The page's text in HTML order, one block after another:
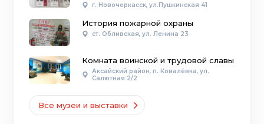
г. Новочеркасск, ул.Пушкинская 41
История пожарной охраны
ст. Обливская, ул. Ленина 23
Комната воинской и трудовой славы
Аксайский район, п. Ковалёвка, ул.
Салютная 2/2
Все музеи и выставки